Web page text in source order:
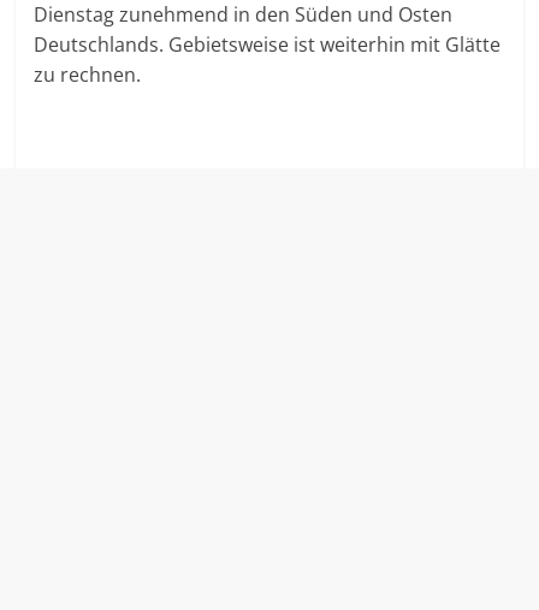
Dienstag zunehmend in den Süden und Osten
Deutschlands. Gebietsweise ist weiterhin mit Glätte
zu rechnen.